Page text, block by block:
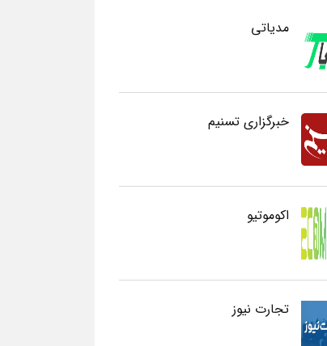
مدیاتی
خبرگزاری تسنیم
اکوموتیو
تجارت نیوز